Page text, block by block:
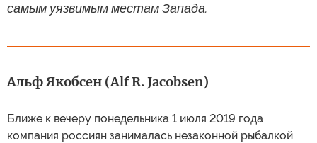
самым уязвимым местам Запада.
Альф Якобсен (Alf R. Jacobsen)
Ближе к вечеру понедельника 1 июля 2019 года
компания россиян занималась незаконной рыбалкой